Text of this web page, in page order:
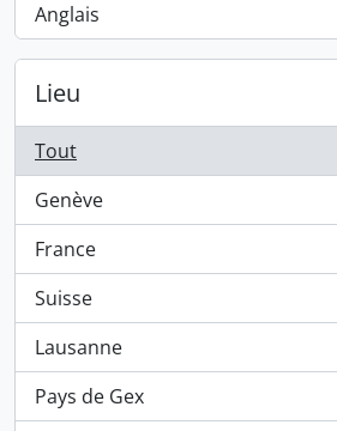
Anglais
, 18 résultats
Lieu
Tout
Genève
, 17 résultats
France
, 5 résultats
Suisse
, 4 résultats
Lausanne
, 4 résultats
Pays de Gex
, 4 résultats